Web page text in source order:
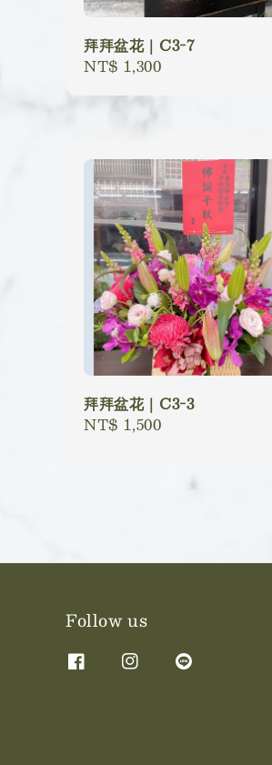
拜拜盆花｜C3-7
Regular
NT$ 1,300
拜拜盆花｜C3-3
Regular
NT$ 1,500
Follow us